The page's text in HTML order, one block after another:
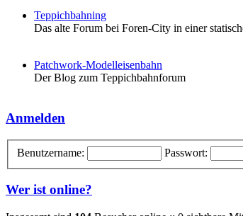
Teppichbahning
Das alte Forum bei Foren-City in einer
Patchwork-Modelleisenbahn
Der Blog zum Teppichbahnforum
Anmelden
Benutzername: Passwort:
Wer ist online?